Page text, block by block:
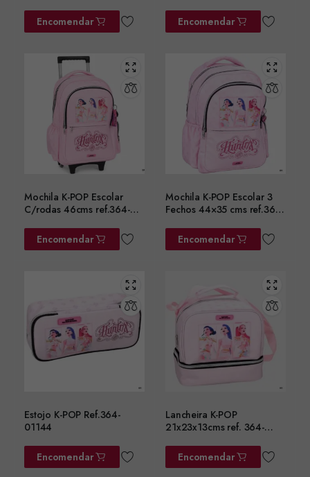
Encomendar
Encomendar
Mochila K-POP Escolar
C/rodas 46cms ref.364-
Encomendar
Mochila K-POP Escolar 3
Fechos 44×35 cms ref.364-
Encomendar
Estojo K-POP Ref.364-
01144
Encomendar
Lancheira K-POP
21x23x13cms ref. 364-
Encomendar